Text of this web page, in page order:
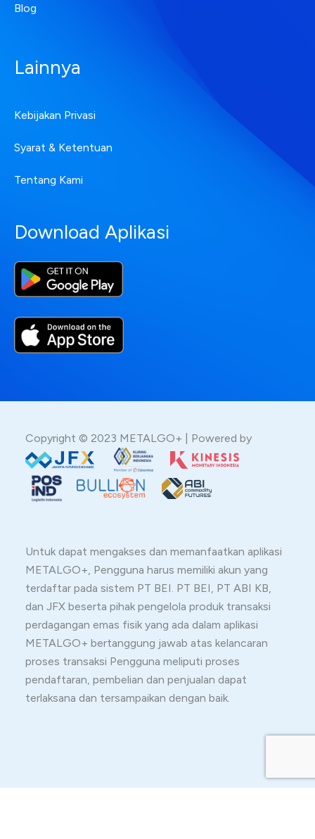
Blog
Lainnya
Kebijakan Privasi
Syarat & Ketentuan
Tentang Kami
Download Aplikasi
Copyright © 2023 METALGO+ | Powered by
Untuk dapat mengakses dan memanfaatkan aplikasi
METALGO+, Pengguna harus memiliki akun yang
terdaftar pada sistem PT BEI. PT BEI, PT ABI KB,
dan JFX beserta pihak pengelola produk transaksi
perdagangan emas fisik yang ada dalam aplikasi
METALGO+ bertanggung jawab atas kelancaran
proses transaksi Pengguna meliputi proses
pendaftaran, pembelian dan penjualan dapat
terlaksana dan tersampaikan dengan baik.